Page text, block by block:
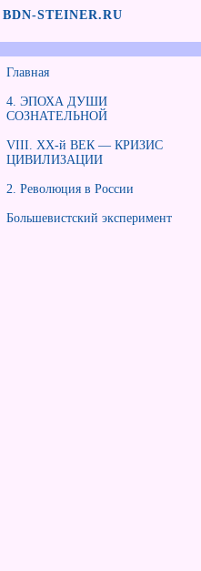
BDN-STEINER.RU
Главная
4. ЭПОХА ДУШИ
СОЗНАТЕЛЬНОЙ
VIII. XX-й ВЕК — КРИЗИС
ЦИВИЛИЗАЦИИ
2. Революция в России
Большевистский эксперимент